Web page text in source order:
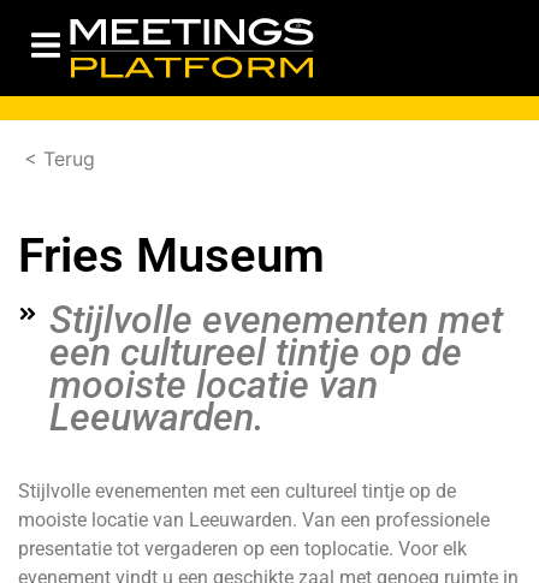
< Terug
Fries Museum
Stijlvolle evenementen met
een cultureel tintje op de
mooiste locatie van
Leeuwarden.
Stijlvolle evenementen met een cultureel tintje op de
mooiste locatie van Leeuwarden. Van een professionele
presentatie tot vergaderen op een toplocatie. Voor elk
evenement vindt u een geschikte zaal met genoeg ruimte in